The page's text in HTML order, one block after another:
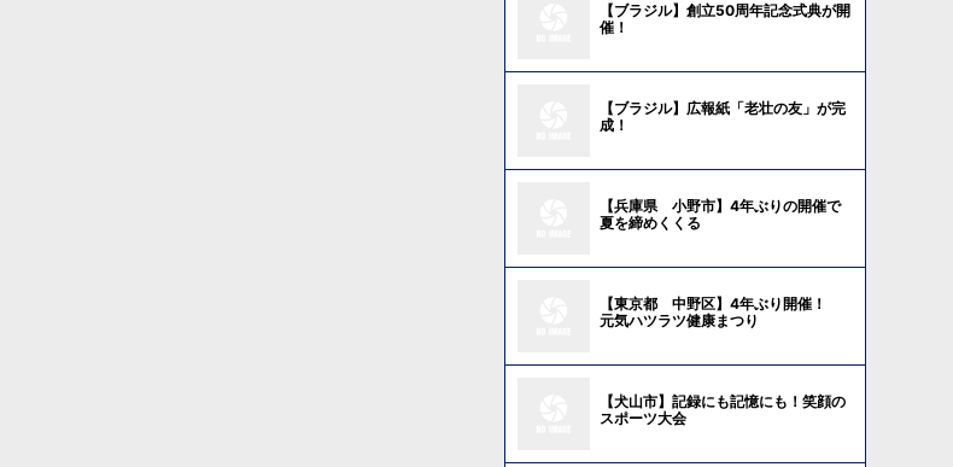
【ブラジル】創立50周年記念式典が開
催！
【ブラジル】広報紙「老壮の友」が完
成！
【兵庫県 小野市】4年ぶりの開催で
夏を締めくくる
【東京都 中野区】4年ぶり開催！
元気ハツラツ健康まつり
【犬山市】記録にも記憶にも！笑顔の
スポーツ大会